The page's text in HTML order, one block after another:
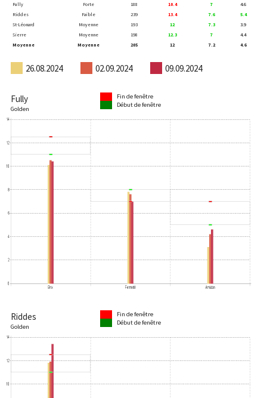
Fully
Forte 188 10.4 7
4.6
Riddes
Faible 239 13.4 7.6
5.4
St-Léonard
Moyenne 193 12 7.3
3.9
Sierre
Moyenne 198 12.3 7
4.4
Moyenne
Moyenne 205 12 7.2 4.6
26.08.2024 02.09.2024 09.09.2024
Fully
Golden
Fin de fenêtre
Début de fenêtre
Riddes
Golden
Fin de fenêtre
Début de fenêtre